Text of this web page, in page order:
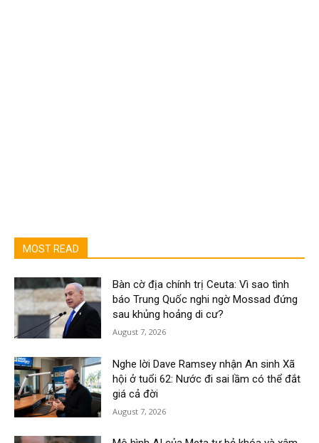
MOST READ
Bàn cờ địa chính trị Ceuta: Vì sao tình
báo Trung Quốc nghi ngờ Mossad đứng
sau khủng hoảng di cư?
August 7, 2026
Nghe lời Dave Ramsey nhận An sinh Xã
hội ở tuổi 62: Nước đi sai lầm có thể đắt
giá cả đời
August 7, 2026